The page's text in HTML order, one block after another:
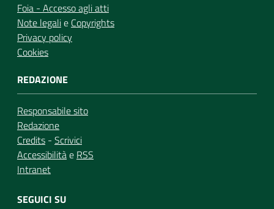
Foia - Accesso agli atti
Note legalie Copyrights
Privacy policy
Cookies
REDAZIONE
Responsabile sito
Redazione
Credits - Scrivici
Accessibilitàe RSS
Intranet
SEGUICI SU